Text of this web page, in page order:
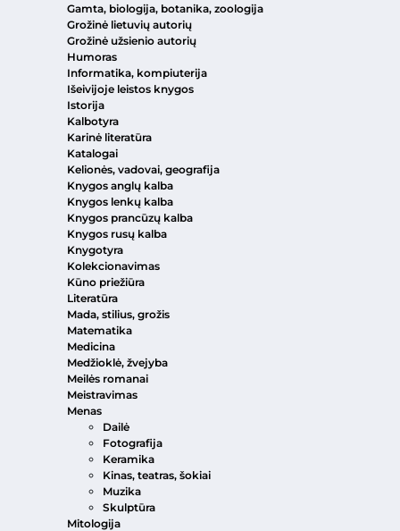
Gamta, biologija, botanika, zoologija
Grožinė lietuvių autorių
Grožinė užsienio autorių
Humoras
Informatika, kompiuterija
Išeivijoje leistos knygos
Istorija
Kalbotyra
Karinė literatūra
Katalogai
Kelionės, vadovai, geografija
Knygos anglų kalba
Knygos lenkų kalba
Knygos prancūzų kalba
Knygos rusų kalba
Knygotyra
Kolekcionavimas
Kūno priežiūra
Literatūra
Mada, stilius, grožis
Matematika
Medicina
Medžioklė, žvejyba
Meilės romanai
Meistravimas
Menas
Dailė
Fotografija
Keramika
Kinas, teatras, šokiai
Muzika
Skulptūra
Mitologija